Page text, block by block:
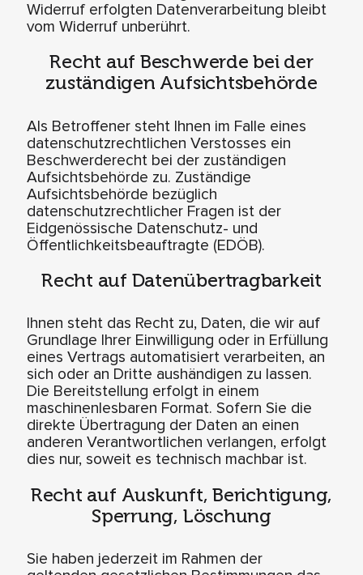
Widerruf erfolgten Datenverarbeitung bleibt
vom Widerruf unberührt.
Recht auf Beschwerde bei der
zuständigen Aufsichtsbehörde
Als Betroffener steht Ihnen im Falle eines
datenschutzrechtlichen Verstosses ein
Beschwerderecht bei der zuständigen
Aufsichtsbehörde zu. Zuständige
Aufsichtsbehörde bezüglich
datenschutzrechtlicher Fragen ist der
Eidgenössische Datenschutz- und
Öffentlichkeitsbeauftragte (EDÖB).
Recht auf Datenübertragbarkeit
Ihnen steht das Recht zu, Daten, die wir auf
Grundlage Ihrer Einwilligung oder in Erfüllung
eines Vertrags automatisiert verarbeiten, an
sich oder an Dritte aushändigen zu lassen.
Die Bereitstellung erfolgt in einem
maschinenlesbaren Format. Sofern Sie die
direkte Übertragung der Daten an einen
anderen Verantwortlichen verlangen, erfolgt
dies nur, soweit es technisch machbar ist.
Recht auf Auskunft, Berichtigung,
Sperrung, Löschung
Sie haben jederzeit im Rahmen der